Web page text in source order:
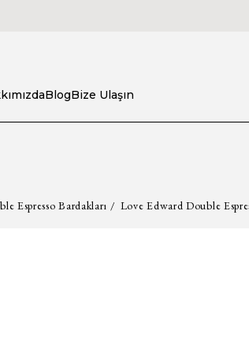
BlogBize Ulaşın
Espresso Bardakları Love Edward Double